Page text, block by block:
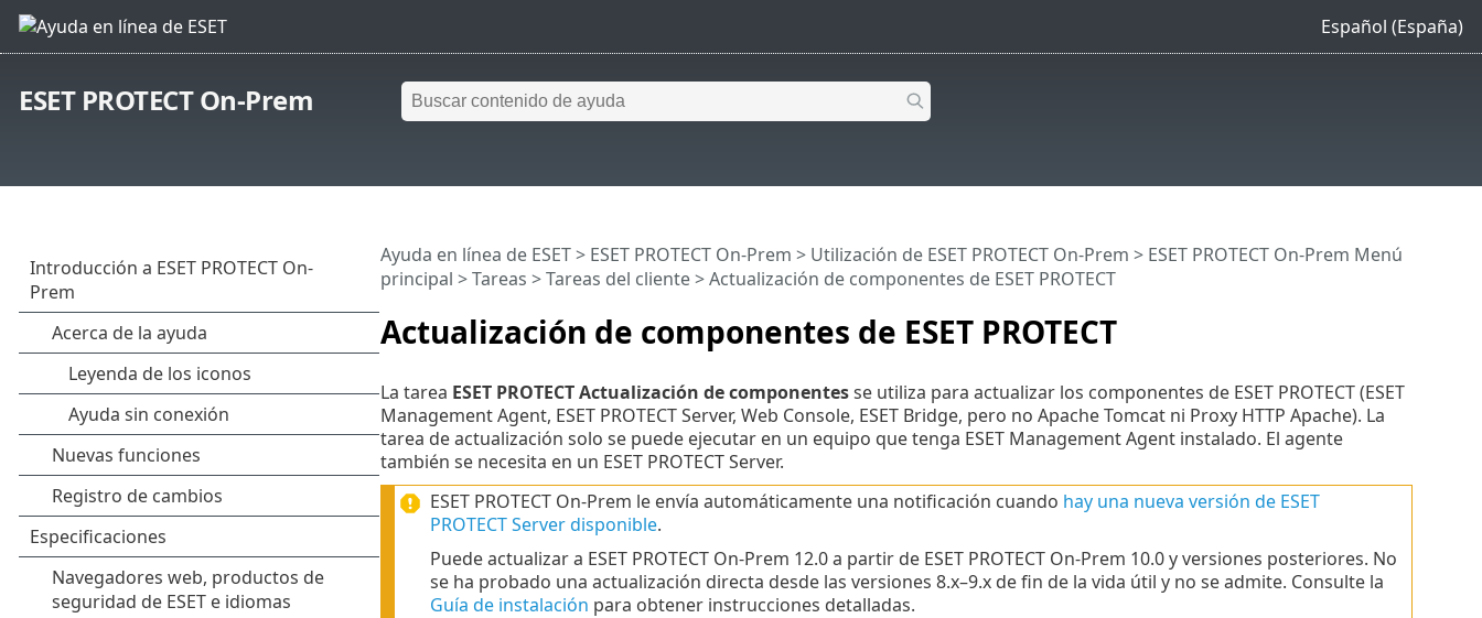
Español (España)
ESET PROTECT On-Prem
Actualización de componentes de ESET PROTECT
Ayuda en línea de ESET> ESET PROTECT On-Prem > Utilización de ESET PROTECT On-Prem > ESET PROTECT On-Prem Menú
principal >Tareas >Tareas del cliente> Actualización de componentes de ESET PROTECT
La tarea ESET PROTECT Actualización de componentesse utiliza para actualizar los componentes de ESET PROTECT (ESET
Management Agent, ESET PROTECT Server, Web Console, ESET Bridge, pero no Apache Tomcat ni Proxy HTTP Apache). La
tarea de actualización solo se puede ejecutar en un equipo que tenga ESET Management Agent instalado. El agente
también se necesita en un ESET PROTECT Server.
ESET PROTECT On-Prem le envía automáticamente una notificación cuando hay una nueva versión de ESET
PROTECT Server disponible.
Puede actualizar a ESET PROTECT On-Prem 12.0 a partir de ESET PROTECT On-Prem 10.0 y versiones posteriores. No
se ha probado una actualización directa desde las versiones 8.x–9.x de fin de la vida útil y no se admite. Consulte la
Guía de instalación para obtener instrucciones detalladas.